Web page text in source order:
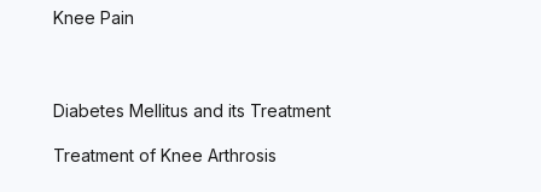
Knee Pain
Diabetes Mellitus and its Treatment
Treatment of Knee Arthrosis